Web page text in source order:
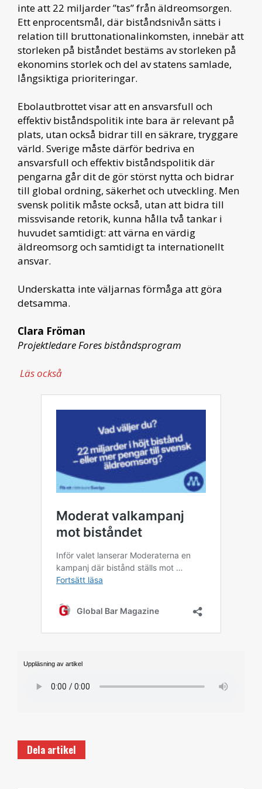
inte att 22 miljarder ”tas” från äldreomsorgen.
Ett enprocentsmål, där biståndsnivån sätts i
relation till bruttonationalinkomsten, innebär att
storleken på biståndet bestäms av storleken på
ekonomins storlek och del av statens samlade,
långsiktiga prioriteringar.
Ebolautbrottet visar att en ansvarsfull och
effektiv biståndspolitik inte bara är relevant på
plats, utan också bidrar till en säkrare, tryggare
värld. Sverige måste därför bedriva en
ansvarsfull och effektiv biståndspolitik där
pengarna går dit de gör störst nytta och bidrar
till global ordning, säkerhet och utveckling. Men
svensk politik måste också, utan att bidra till
missvisande retorik, kunna hålla två tankar i
huvudet samtidigt: att värna en värdig
äldreomsorg och samtidigt ta internationellt
ansvar.
Underskatta inte väljarnas förmåga att göra
detsamma.
Clara Fröman
Projektledare Fores biståndsprogram
Läs också
Uppläsning av artikel
Dela artikel